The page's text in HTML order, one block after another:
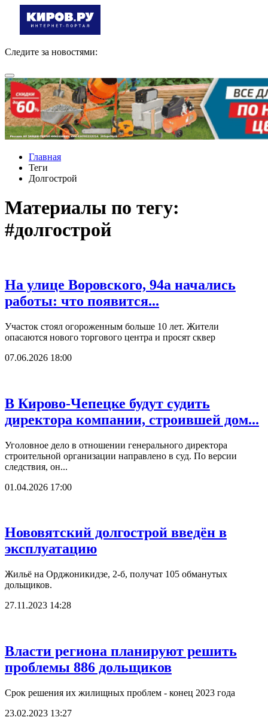
Следите за новостями:
Главная
Теги
Долгострой
Материалы по тегу:
#долгострой
На улице Воровского, 94а начались
работы: что появится...
Участок стоял огороженным больше 10 лет. Жители
опасаются нового торгового центра и просят сквер
07.06.2026 18:00
В Кирово-Чепецке будут судить
директора компании, строившей дом...
Уголовное дело в отношении генерального директора
строительной организации направлено в суд. По версии
следствия, он...
01.04.2026 17:00
Нововятский долгострой введён в
эксплуатацию
Жильё на Орджоникидзе, 2-б, получат 105 обманутых
дольщиков.
27.11.2023 14:28
Власти региона планируют решить
проблемы 886 дольщиков
Срок решения их жилищных проблем - конец 2023 года
23.02.2023 13:27